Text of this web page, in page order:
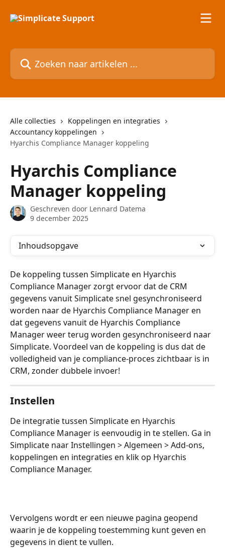
Zoeken naar artikelen ...
Alle collecties
Koppelingen en integraties
Accountancy koppelingen
Hyarchis Compliance Manager koppeling
Hyarchis Compliance
Manager koppeling
Geschreven door Lennard Datema
9 december 2025
Inhoudsopgave
De koppeling tussen Simplicate en Hyarchis
Compliance Manager zorgt ervoor dat de CRM
gegevens vanuit Simplicate snel gesynchroniseerd
worden naar de Hyarchis Compliance Manager en
dat gegevens vanuit de Hyarchis Compliance
Manager weer terug worden gesynchroniseerd naar
Simplicate. Voordeel van de koppeling is dus dat de
volledigheid van je compliance-proces zichtbaar is in
CRM, zonder dubbele invoer!
Instellen
De integratie tussen Simplicate en Hyarchis
Compliance Manager is eenvoudig in te stellen. Ga in
Simplicate naar Instellingen > Algemeen > Add-ons,
koppelingen en integraties en klik op Hyarchis
Compliance Manager.
Vervolgens wordt er een nieuwe pagina geopend
waarin je de koppeling toestemming kunt geven en
gegevens in dient te vullen.